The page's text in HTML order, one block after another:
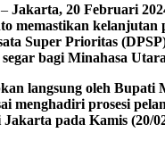
– Jakarta, 20 Februari
memastikan kelanjutan
Super Prioritas
bagi Minahasa
langsung oleh Bupati
menghadiri prosesi
pada Kamis (20/